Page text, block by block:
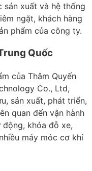
sản xuất và hệ thống
ngặt, khách hàng
phẩm của công ty.
Quốc
của Thâm Quyến
Co., Ltd,
sản xuất, phát triển,
quan đến vận hành
khóa đỗ xe,
máy móc cơ khí